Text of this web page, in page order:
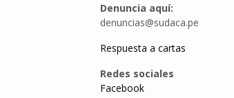
Denuncia aquí:
denuncias@sudaca.pe
Respuesta a cartas
Redes sociales
Facebook